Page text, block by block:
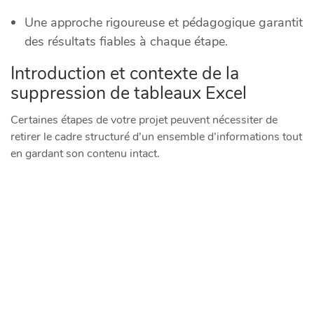
Une approche rigoureuse et pédagogique garantit
des résultats fiables à chaque étape.
Introduction et contexte de la
suppression de tableaux Excel
Certaines étapes de votre projet peuvent nécessiter de
retirer le cadre structuré d’un ensemble d’informations tout
en gardant son contenu intact.